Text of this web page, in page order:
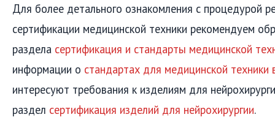
Для более детального ознакомления с процедурой
сертификации медицинской техники рекомендуем
раздела сертификация и стандарты медицинской
информации о стандартах для медицинской техники
интересуют требования к изделиям для
раздел сертификация изделий для нейрохирургии.